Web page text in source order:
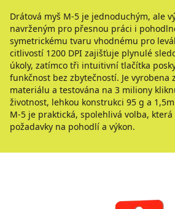
Drátová myš M-5 je jednoduchým, ale
navrženým pro přesnou práci i
symetrickému tvaru vhodnému pro
citlivostí 1200 DPI zajišťuje plynulé
úkoly, zatímco tři intuitivní tlačítka
funkčnost bez zbytečností. Je vyrobena
materiálu a testována na 3 miliony
životnost, lehkou konstrukci 95 g a
M-5 je praktická, spolehlivá volba,
požadavky na pohodlí a výkon.